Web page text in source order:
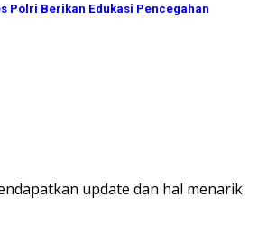
Polri Berikan Edukasi Pencegahan
update dan hal menarik